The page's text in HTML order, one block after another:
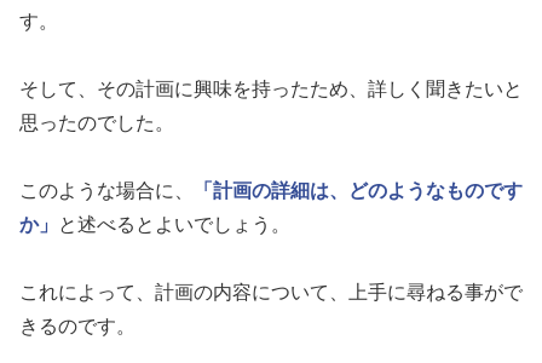
す。
そして、その計画に興味を持ったため、詳しく聞きたいと
思ったのでした。
このような場合に、
「計画の詳細は、どのようなものです
か」
と述べるとよいでしょう。
これによって、計画の内容について、上手に尋ねる事がで
きるのです。